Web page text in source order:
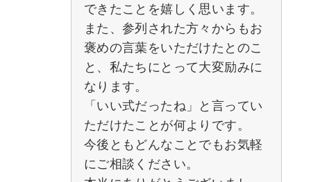
できたことを嬉しく思います。
また、参列された方々からもお
褒めの言葉をいただけたとのこ
と、私たちにとって大変励みに
なります。
「いい式だったね」と言ってい
ただけたことが何よりです。
今後ともどんなことでもお気軽
にご相談ください。